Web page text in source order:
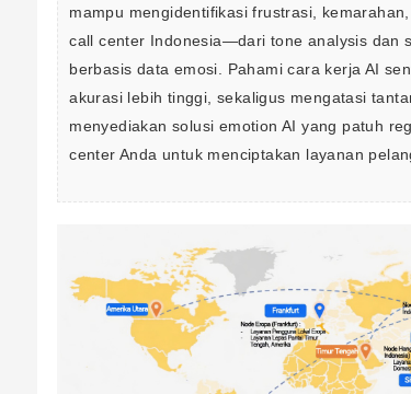
mampu mengidentifikasi frustrasi,
call center Indonesia—dari tone analysis dan
berbasis data emosi. Pahami cara kerja AI
akurasi lebih tinggi, sekaligus mengatasi
menyediakan solusi emotion AI yang patuh
center Anda untuk menciptakan layanan